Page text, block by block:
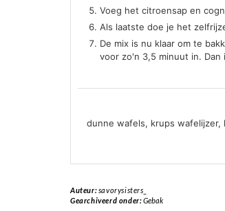
Voeg het citroensap en
Als laatste doe je het
De mix is nu klaar om te
voor zo'n 3,5 minuut in. Dan
dunne wafels, krups wafelijzer,
Auteur:savorysisters_
Gearchiveerd onder:Gebak